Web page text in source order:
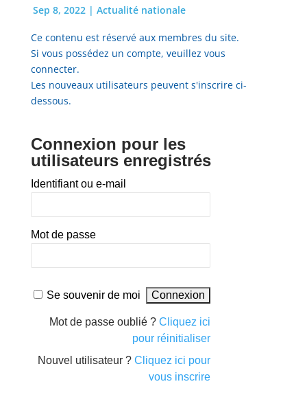
Sep 8, 2022| Actualité nationale
Ce contenu est réservé aux membres du site.
Si vous possédez un compte, veuillez vous
connecter.
Les nouveaux utilisateurs peuvent s'inscrire ci-
dessous.
Connexion pour les
utilisateurs enregistrés
Identifiant ou e-mail
Mot de passe
Se souvenir de moi
Mot de passe oublié ?Cliquez ici
pour réinitialiser
Nouvel utilisateur ?Cliquez ici pour
vous inscrire